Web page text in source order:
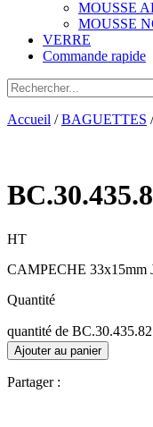
MOUSSE
MOUSSE
VERRE
Commande rapide
Accueil /BAGUETTES
HT
CAMPECHE 33x15mm
Quantité
quantité de BC.30.435.82
Ajouter au panier
Partager :